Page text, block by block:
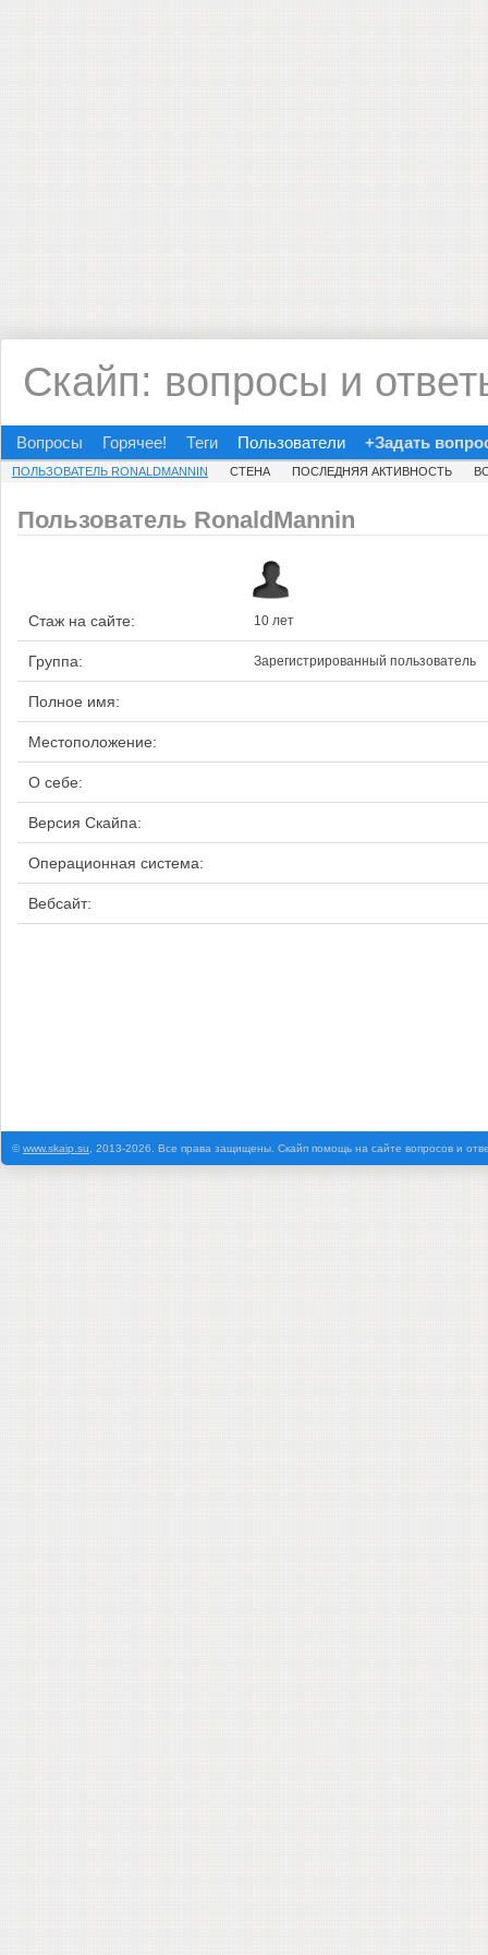
Скайп: вопросы и
Вопросы Горячее! Теги Пользователи +Задать
ПОЛЬЗОВАТЕЛЬ RONALDMANNIN СТЕНА ПОСЛЕДНЯЯ АКТИВНОСТЬ
Пользователь RonaldMannin
Стаж на сайте: 10 лет
Группа: Зарегистрированный пользователь
Полное имя:
Местоположение:
О себе:
Версия Скайпа:
Операционная система:
Вебсайт:
©www.skaip.su , 2013-2026. Все права защищены. Скайп помощь на сайте вопросов и